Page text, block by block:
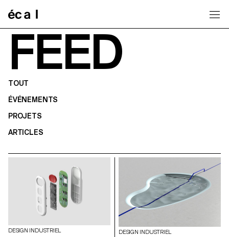
FEED
TOUT
ÉVÉNEMENTS
PROJETS
ARTICLES
DESIGN INDUSTRIEL DESIGN INDUSTRIEL